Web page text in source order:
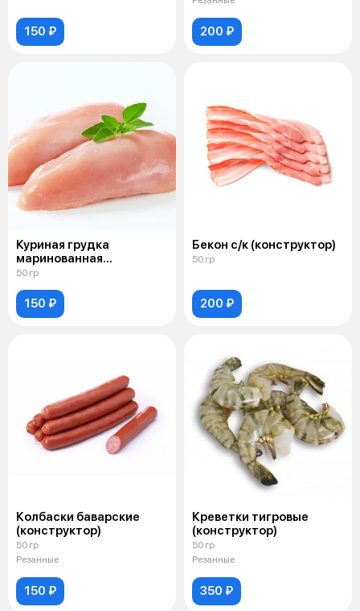
150 ₽ 200 ₽
Куриная грудка
маринованная
(конструктор)
50 гр
150 ₽
Бекон с/к (конструктор)
50 гр
200 ₽
Колбаски баварские
(конструктор)
50 гр
Резанные
150 ₽
Креветки тигровые
(конструктор)
50 гр
Резанные
350 ₽